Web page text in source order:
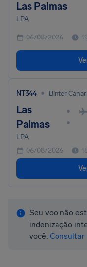
Las Palmas
LPA
06/08/2026
NT344 • Binter
Las
Palmas
•
•
LPA
06/08/2026
Seu voo não
indenização
você. Consultar